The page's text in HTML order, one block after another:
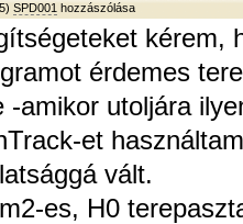
SPD001 hozzászólása
kérem,
érdemes
-amikor utoljára
et
vált.
es, H0